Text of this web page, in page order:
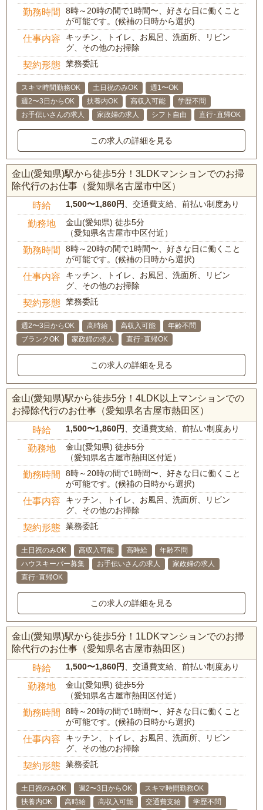
勤務時間
8時～20時の間で1時間〜、好きな日に働くこと
が可能です。(候補の日時から選択)
仕事内容
キッチン、トイレ、お風呂、洗面所、リビン
グ、その他のお掃除
契約形態 業務委託
スキマ時間勤務OK 土日祝のみOK
週1〜OK
週2〜3日からOK
扶養内OK 高収入可能
学歴不問
お手伝いさんの求人
家政婦の求人 シフト自由 直行･直帰OK
この求人の詳細を見る
金山(愛知県)駅から徒歩5分！3LDKマンションでのお掃
除代行のお仕事（愛知県名古屋市中区）
時給 1,500〜1,860円 、交通費支給、前払い制度あり
勤務地
金山(愛知県) 徒歩5分
（愛知県名古屋市中区付近）
勤務時間
8時～20時の間で1時間〜、好きな日に働くこと
が可能です。(候補の日時から選択)
仕事内容
キッチン、トイレ、お風呂、洗面所、リビン
グ、その他のお掃除
契約形態 業務委託
週2〜3日からOK 高時給 高収入可能
年齢不問
ブランクOK
家政婦の求人 直行･直帰OK
この求人の詳細を見る
金山(愛知県)駅から徒歩5分！4LDK以上マンションでの
お掃除代行のお仕事（愛知県名古屋市熱田区）
時給 1,500〜1,860円 、交通費支給、前払い制度あり
勤務地
金山(愛知県) 徒歩5分
（愛知県名古屋市熱田区付近）
勤務時間
8時～20時の間で1時間〜、好きな日に働くこと
が可能です。(候補の日時から選択)
仕事内容
キッチン、トイレ、お風呂、洗面所、リビン
グ、その他のお掃除
契約形態 業務委託
土日祝のみOK 高収入可能 高時給
年齢不問
ハウスキーパー募集
お手伝いさんの求人
家政婦の求人
直行･直帰OK
この求人の詳細を見る
金山(愛知県)駅から徒歩5分！1LDKマンションでのお掃
除代行のお仕事（愛知県名古屋市熱田区）
時給 1,500〜1,860円 、交通費支給、前払い制度あり
勤務地
金山(愛知県) 徒歩5分
（愛知県名古屋市熱田区付近）
勤務時間
8時～20時の間で1時間〜、好きな日に働くこと
が可能です。(候補の日時から選択)
仕事内容
キッチン、トイレ、お風呂、洗面所、リビン
グ、その他のお掃除
契約形態 業務委託
土日祝のみOK 週2〜3日からOK
スキマ時間勤務OK
扶養内OK
高時給 高収入可能 交通費支給
学歴不問